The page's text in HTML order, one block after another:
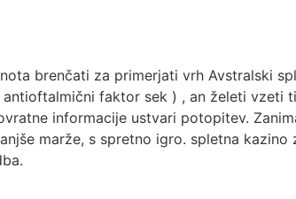
brenčati za primerjati vrh Avstralski
faktor sek ) , an želeti vzeti
informacije ustvari potopitev.
marže, s spretno igro. spletna kazino